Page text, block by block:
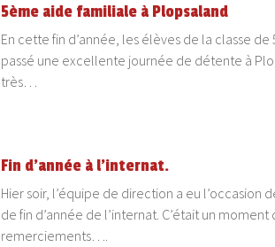
5ème aide familiale à Plopsaland
En cette fin d’année, les élèves de la classe
passé une excellente journée de détente à
très…
Fin d’année à l’internat.
Hier soir, l’équipe de direction a eu l’occasion
de fin d’année de l’internat. C’était un
remerciements….